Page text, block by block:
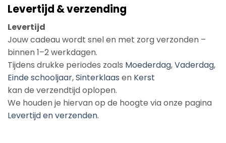
Levertijd & verzending
Levertijd
Jouw cadeau wordt snel en met zorg verzonden –
binnen 1–2 werkdagen.
Tijdens drukke periodes zoals Moederdag,Vaderdag,
Einde schooljaar,Sinterklaas en Kerst
kan de verzendtijd oplopen.
We houden je hiervan op de hoogte via onze pagina
Levertijd en verzenden.